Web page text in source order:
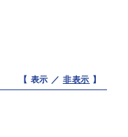
【 表示 ／ 非表示 】